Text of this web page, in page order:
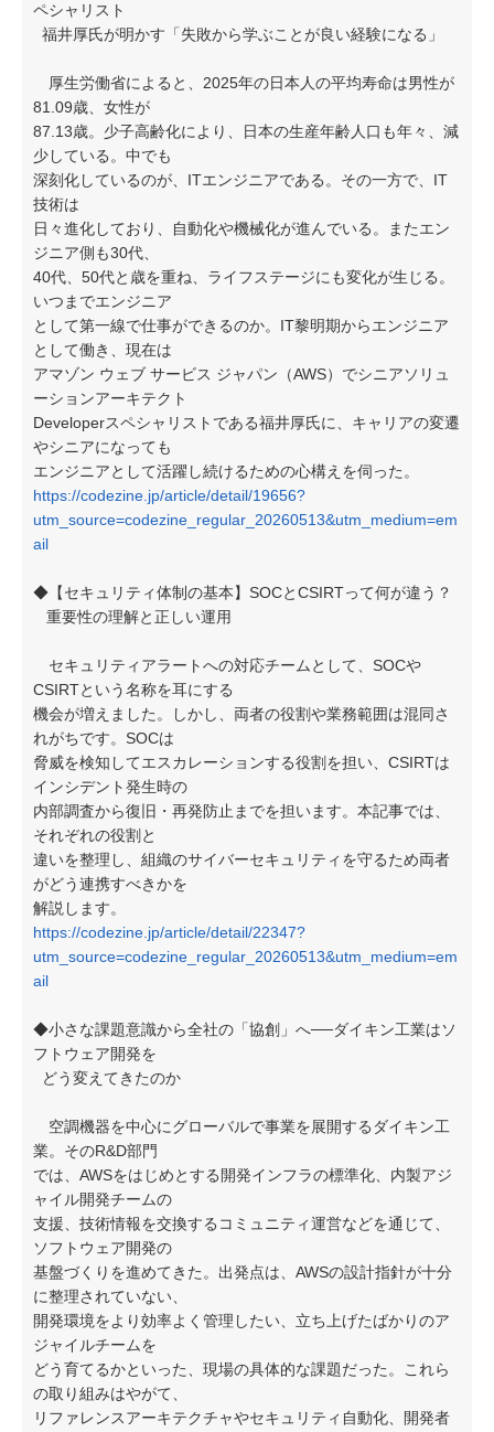
ペシャリスト
福井厚氏が明かす「失敗から学ぶことが良い経験になる」
厚生労働省によると、2025年の日本人の平均寿命は男性が
81.09歳、女性が
87.13歳。少子高齢化により、日本の生産年齢人口も年々、減
少している。中でも
深刻化しているのが、ITエンジニアである。その一方で、IT
技術は
日々進化しており、自動化や機械化が進んでいる。またエン
ジニア側も30代、
40代、50代と歳を重ね、ライフステージにも変化が生じる。
いつまでエンジニア
として第一線で仕事ができるのか。IT黎明期からエンジニア
として働き、現在は
アマゾン ウェブ サービス ジャパン（AWS）でシニアソリュ
ーションアーキテクト
Developerスペシャリストである福井厚氏に、キャリアの変遷
やシニアになっても
エンジニアとして活躍し続けるための心構えを伺った。
https://codezine.jp/article/detail/19656?
utm_source=codezine_regular_20260513&utm_medium=em
ail
◆【セキュリティ体制の基本】SOCとCSIRTって何が違う？
重要性の理解と正しい運用
セキュリティアラートへの対応チームとして、SOCや
CSIRTという名称を耳にする
機会が増えました。しかし、両者の役割や業務範囲は混同さ
れがちです。SOCは
脅威を検知してエスカレーションする役割を担い、CSIRTは
インシデント発生時の
内部調査から復旧・再発防止までを担います。本記事では、
それぞれの役割と
違いを整理し、組織のサイバーセキュリティを守るため両者
がどう連携すべきかを
解説します。
https://codezine.jp/article/detail/22347?
utm_source=codezine_regular_20260513&utm_medium=em
ail
◆小さな課題意識から全社の「協創」へ──ダイキン工業はソ
フトウェア開発を
どう変えてきたのか
空調機器を中心にグローバルで事業を展開するダイキン工
業。そのR&D部門
では、AWSをはじめとする開発インフラの標準化、内製アジ
ャイル開発チームの
支援、技術情報を交換するコミュニティ運営などを通じて、
ソフトウェア開発の
基盤づくりを進めてきた。出発点は、AWSの設計指針が十分
に整理されていない、
開発環境をより効率よく管理したい、立ち上げたばかりのア
ジャイルチームを
どう育てるかといった、現場の具体的な課題だった。これら
の取り組みはやがて、
リファレンスアーキテクチャやセキュリティ自動化、開発者